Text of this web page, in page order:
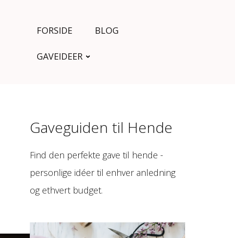
FORSIDE BLOG
GAVEIDEER
Gaveguiden til Hende
Find den perfekte gave til hende -
personlige idéer til enhver anledning
og ethvert budget.